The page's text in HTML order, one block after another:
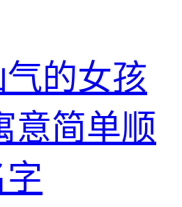
的女孩
意简单顺